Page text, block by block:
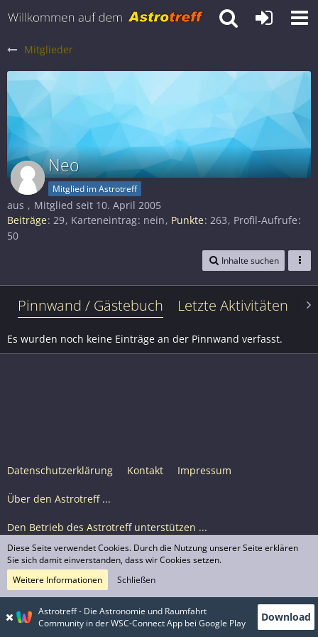
Mitglieder
Neo
Mitglied im Astrotreff
aus
Mitglied seit 10. April 2005
Beiträge 29 Karteneintrag nein Punkte 263 Profil-Aufrufe
50
Inhalte suchen
Pinnwand / Gästebuch Letzte Aktivitäten
Es wurden noch keine Einträge an der Pinnwand verfasst.
Datenschutzerklärung Kontakt Impressum
Über den Astrotreff ...
Den Betrieb des Astrotreff unterstützen ...
Nutzungsbedingungen
© Astrotreff 2001-2026, lizenziert unter CC BY-SA,
sofern für einzelne Inhalte nicht anders angegeben
Astrotreff - Die Astronomie und Raumfahrt
Community in der WSC-Connect App bei Google Play
Download
Diese Seite verwendet Cookies. Durch die Nutzung unserer Seite erklären
Sie sich damit einverstanden, dass wir Cookies setzen.
Weitere Informationen
Schließen